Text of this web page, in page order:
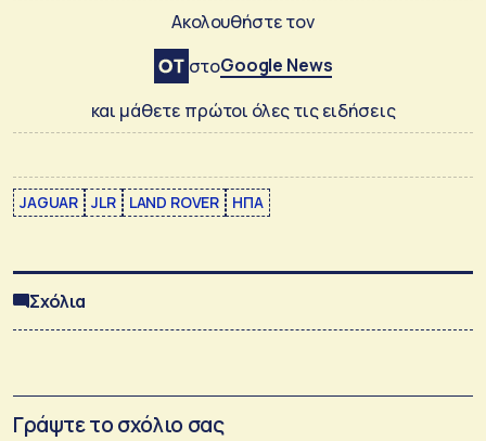
Ακολουθήστε τον
στοGoogle News
και μάθετε πρώτοι όλες τις ειδήσεις
JAGUAR JLR LAND ROVER ΗΠΑ
Σχόλια
Γράψτε το σχόλιο σας